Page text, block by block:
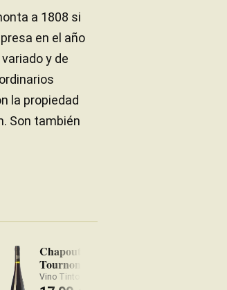
a 1808 si
en el año
y de
la propiedad
Son también
Chapoutier Domaine
Tournon Mathilda 2022
Vino Tinto Pyrenees